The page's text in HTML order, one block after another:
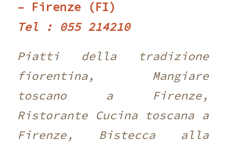
– Firenze (FI)
Tel : 055 214210 ‎
Piatti della tradizione
fiorentina, Mangiare
toscano a Firenze,
Ristorante Cucina toscana a
Firenze, Bistecca alla